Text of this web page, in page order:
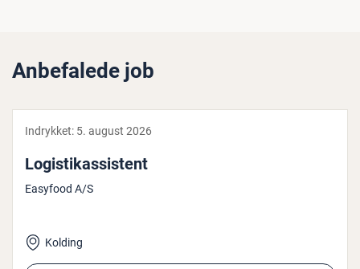
Anbefalede job
Indrykket: 5. august 2026
Lo­gi­sti­kas­si­stent
Easyfood A/S
Kolding